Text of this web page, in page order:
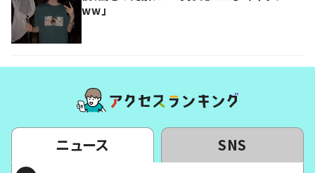
ww」
ニュース SNS